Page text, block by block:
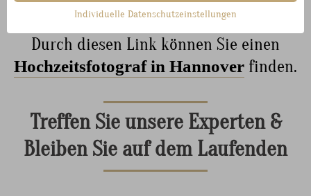
diesen einzigartigen Fotogelegenheiten verzaubern.
Durch diesen Link können Sie einen
Hochzeitsfotograf in Hannover finden.
Treffen Sie unsere Experten &
Bleiben Sie auf dem Laufenden
Individuelle Datenschutzeinstellungen